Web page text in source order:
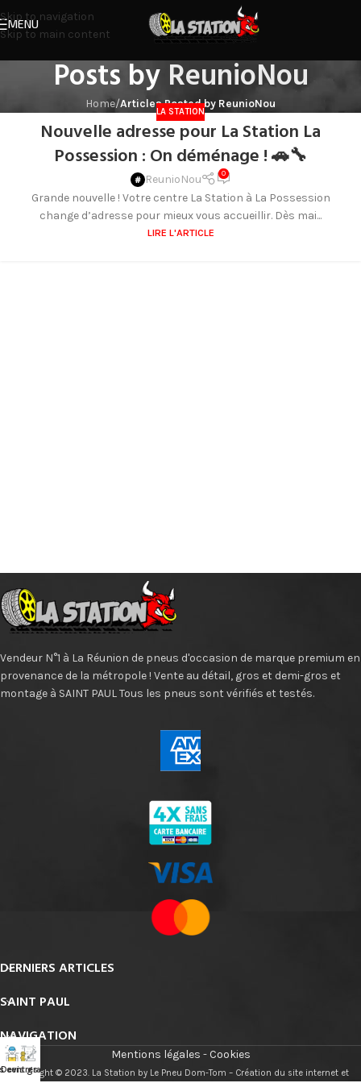
Skip to navigation
Skip to main content
MENU
Posts by ReunioNou
Home/Articles Posted by ReunioNou
LA STATION
Nouvelle adresse pour La Station La
Possession : On déménage ! 🚗🔧
ReunioNou 0
Grande nouvelle ! Votre centre La Station à La Possession
change d’adresse pour mieux vous accueillir. Dès mai...
LIRE L'ARTICLE
Vendeur N°1 à La Réunion de pneus d'occasion de marque premium en
provenance de la métropole ! Vente au détail, gros et demi-gros et
montage à SAINT PAUL Tous les pneus sont vérifiés et testés.
DERNIERS ARTICLES
SAINT PAUL
NAVIGATION
Mentions légales - Cookies
Copyright © 2023. La Station by Le Pneu Dom-Tom – Création du site internet et
centres
Devis gratuit